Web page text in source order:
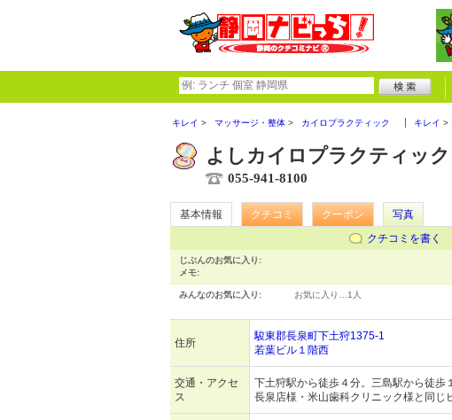
キレイ マッサージ・整体 カイロプラクティック キレイ
よしカイロプラクティック
055-941-8100
基本情報 クチコミ クーポン
写真
クチコミを書く
じぶんのお気に入り:
メモ:
みんなのお気に入り: お気に入り… 1人
住所
駿東郡長泉町下土狩1375-1
若葉ビル１階西
交通・アクセ
ス
下土狩駅から徒歩４分。三島駅から徒歩
長泉店様・米山歯科クリニック様と同じ